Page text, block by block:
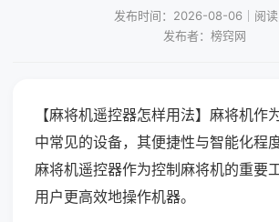
发布时间：2026-08-06｜阅读
发布者：榜窍网
【麻将机遥控器怎样用法】麻将机作
中常见的设备，其便捷性与智能化程
麻将机遥控器作为控制麻将机的重要
用户更高效地操作机器。